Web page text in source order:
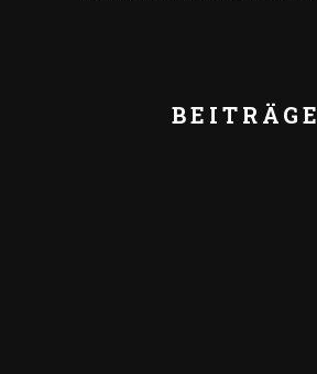
BEITRÄGE